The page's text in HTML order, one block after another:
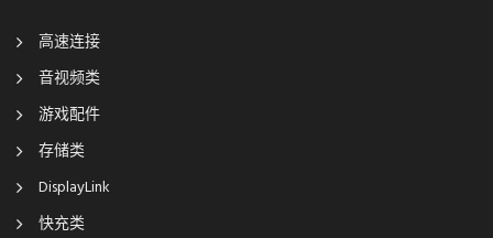
高速连接
音视频类
游戏配件
存储类
DisplayLink
快充类